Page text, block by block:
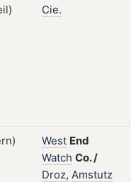
Cie.
West End
Watch Co./
Droz, Amstutz